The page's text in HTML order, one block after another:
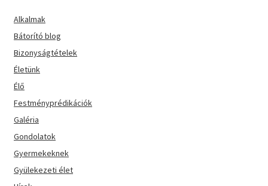
Alkalmak
Bátorító blog
Bizonyságtételek
Életünk
Élő
Festményprédikációk
Galéria
Gondolatok
Gyermekeknek
Gyülekezeti élet